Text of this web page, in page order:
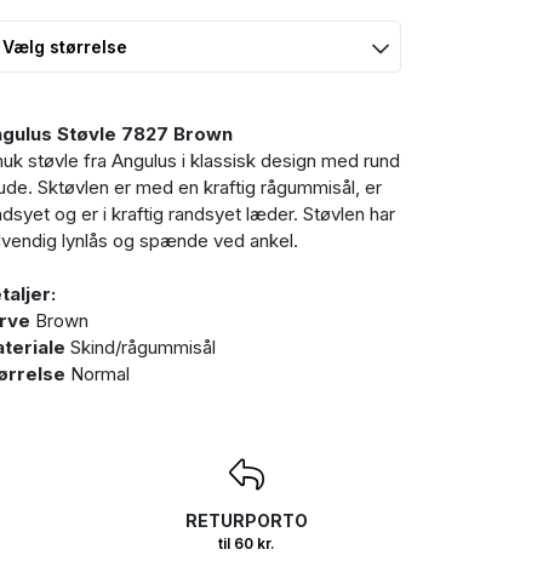
Støvle 7827 Brown
støvle fra Angulus i klassisk design med rund
Sktøvlen er med en kraftig rågummisål, er
og er i kraftig randsyet læder. Støvlen har
lynlås og spænde ved ankel.
Brown
Skind/rågummisål
Normal
RETURPORTO
til 60 kr.